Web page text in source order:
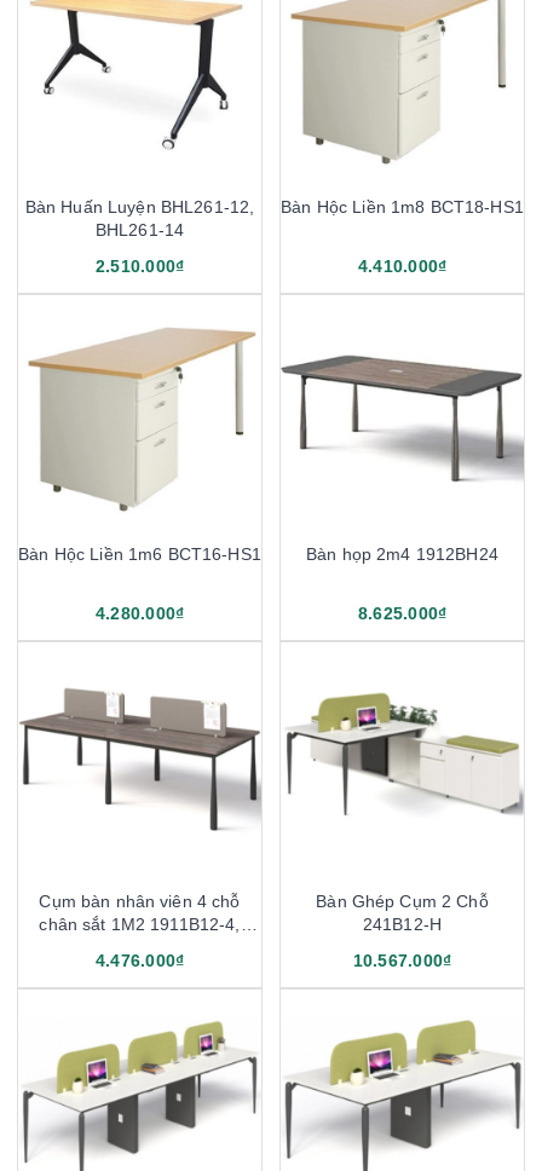
Bàn Huấn Luyện BHL261-12,
BHL261-14
2.510.000₫
Bàn Hộc Liền 1m8 BCT18-HS1
4.410.000₫
Bàn Hộc Liền 1m6 BCT16-HS1
4.280.000₫
Bàn họp 2m4 1912BH24
8.625.000₫
Cụm bàn nhân viên 4 chỗ
chân sắt 1M2 1911B12-4,
4.476.000₫
Bàn Ghép Cụm 2 Chỗ
241B12-H
10.567.000₫